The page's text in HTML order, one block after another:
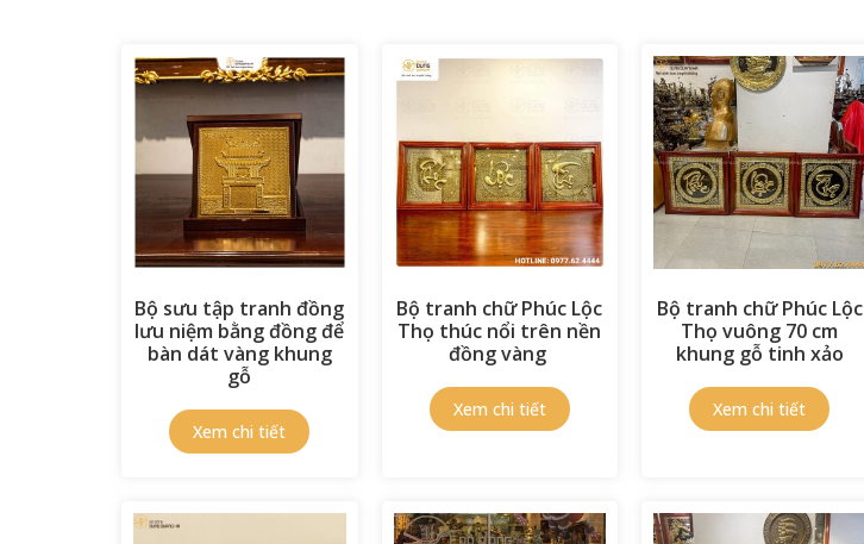
Bộ sưu tập tranh đồng
lưu niệm bằng đồng để
bàn dát vàng khung
gỗ
Bộ tranh chữ Phúc Lộc
Thọ thúc nổi trên nền
đồng vàng
Bộ tranh chữ Phúc Lộc
Thọ vuông 70 cm
khung gỗ tinh xảo